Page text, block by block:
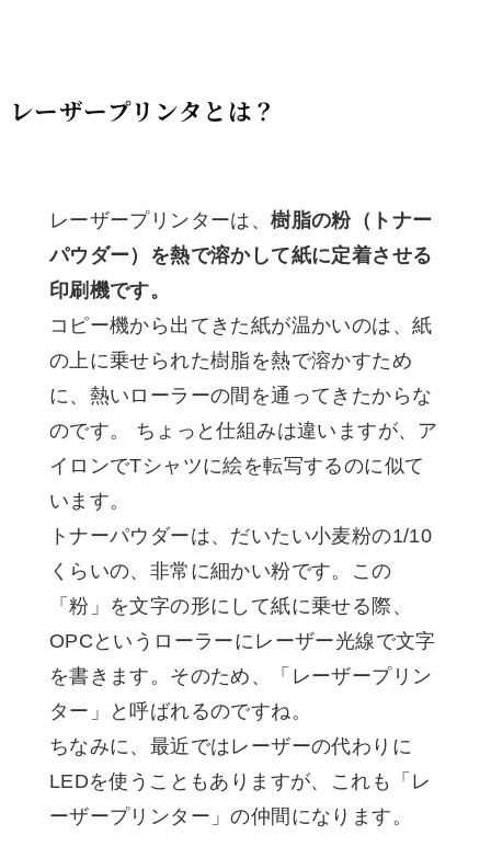
レーザープリンタとは？
レーザープリンターは、樹脂の粉（トナー
パウダー）を熱で溶かして紙に定着させる
印刷機です。
コピー機から出てきた紙が温かいのは、紙
の上に乗せられた樹脂を熱で溶かすため
に、熱いローラーの間を通ってきたからな
のです。 ちょっと仕組みは違いますが、ア
イロンでTシャツに絵を転写するのに似て
います。
トナーパウダーは、だいたい小麦粉の1/10
くらいの、非常に細かい粉です。この
「粉」を文字の形にして紙に乗せる際、
OPCというローラーにレーザー光線で文字
を書きます。そのため、「レーザープリン
ター」と呼ばれるのですね。
ちなみに、最近ではレーザーの代わりに
LEDを使うこともありますが、これも「レ
ーザープリンター」の仲間になります。